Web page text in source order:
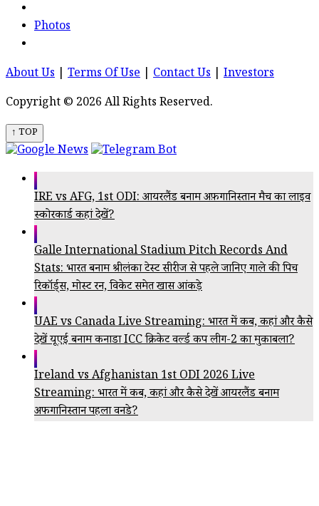
Photos
About Us Terms Of Use Contact Us
Investors
Copyright © 2026 All Rights Reserved.
↑ TOP
IRE vs AFG, 1st ODI: आयरलैंड बनाम अफ़गानिस्तान मैच का लाइव
स्कोरकार्ड कहां देखें?
Galle International Stadium Pitch Records And
Stats: भारत बनाम श्रीलंका टेस्ट सीरीज से पहले जानिए गाले की पिच
रिकॉर्ड्स, मोस्ट रन, विकेट समेत खास आंकड़े
UAE vs Canada Live Streaming: भारत में कब, कहां और कैसे
देखें यूएई बनाम कनाडा ICC क्रिकेट वर्ल्ड कप लीग-2 का मुकाबला?
Ireland vs Afghanistan 1st ODI 2026 Live
Streaming: भारत में कब, कहां और कैसे देखें आयरलैंड बनाम
अफगानिस्तान पहला वनडे?